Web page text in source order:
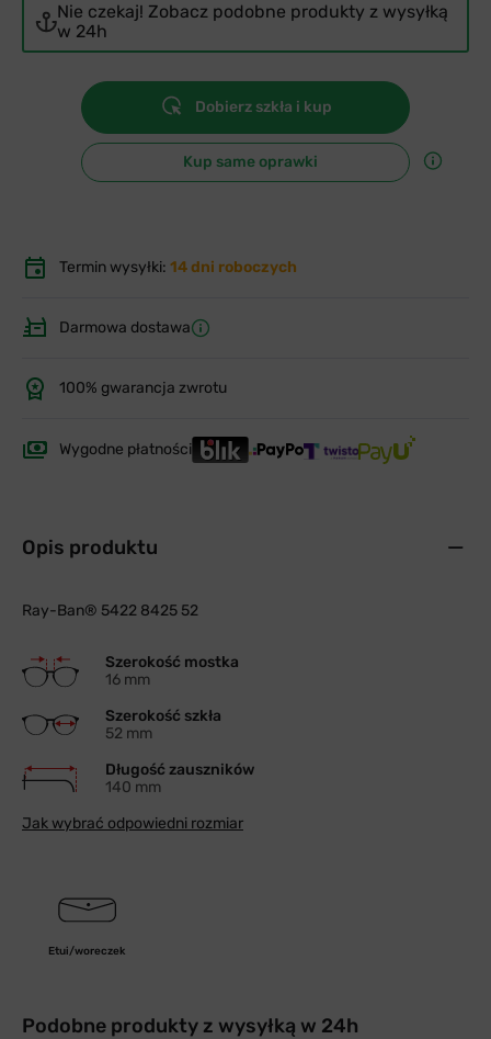
Nie czekaj! Zobacz podobne produkty z wysyłką
w 24h
Dobierz szkła i kup
Kup same oprawki
Termin wysyłki: 14 dni roboczych
Darmowa dostawa
100% gwarancja zwrotu
Wygodne płatności
Opis produktu
Ray-Ban® 5422 8425 52
Szerokość mostka
16 mm
Szerokość szkła
52 mm
Długość zauszników
140 mm
Jak wybrać odpowiedni rozmiar
Etui/woreczek
Podobne produkty z wysyłką w 24h